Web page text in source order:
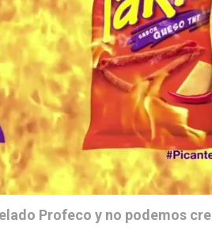
Profeco y no podemos